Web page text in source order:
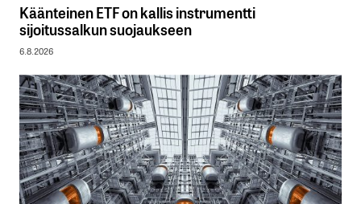
Käänteinen ETF on kallis instrumentti
sijoitussalkun suojaukseen
6.8.2026